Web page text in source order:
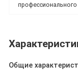
Общие